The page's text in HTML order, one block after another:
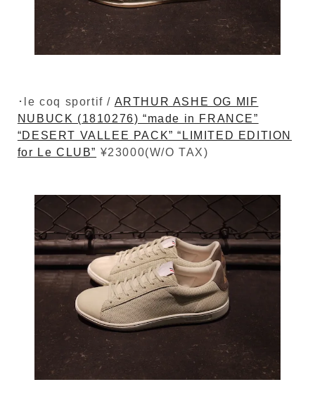
･le coq sportif / ARTHUR ASHE OG MIF
NUBUCK (1810276) “made in FRANCE”
“DESERT VALLEE PACK” “LIMITED EDITION
for Le CLUB” ¥23000(W/O TAX)